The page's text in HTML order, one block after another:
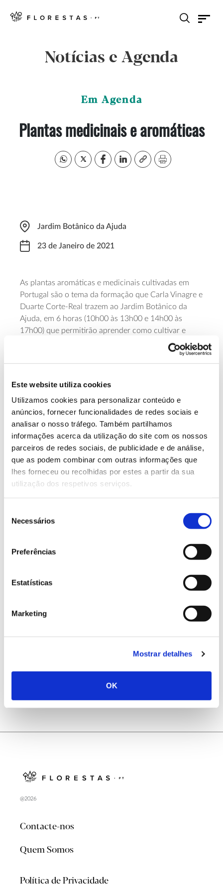
Este website utiliza cookies
Utilizamos cookies para personalizar conteúdo e
anúncios, fornecer funcionalidades de redes sociais e
analisar o nosso tráfego. Também partilhamos
informações acerca da utilização do site com os nossos
parceiros de redes sociais, de publicidade e de análise,
que as podem combinar com outras informações que
lhes forneceu ou recolhidas por estes a partir da sua
utilização dos respetivos serviços.
Necessários
Preferências
Estatísticas
Marketing
Mostrar detalhes
OK
Notícias e Agenda
Em Agenda
Plantas medicinais e aromáticas
Jardim Botânico da Ajuda
23 de Janeiro de 2021
As plantas aromáticas e medicinais cultivadas em
Portugal são o tema da formação que Carla Vinagre e
Duarte Corte-Real trazem ao Jardim Botânico da
Ajuda, em 6 horas (10h00 às 13h00 e 14h00 às
17h00) que permitirão aprender como cultivar e
manter estas plantas, quais as suas aplicações
culinárias e que benefícios trazem à saúde. O curso
tem componentes teórico-práticas, pelo que a
custo de 55 euros. É necessária
Saiba Mais sobre o curso online
13.07.2026
Genoma do priolo e de outras espécies em risco:
conhecer para conservar
Registar galhas de Trichi em acácia-das-espigas:
25.06.2026
Natureza e florestas procuram jovens voluntários
@2026
Contacte-nos
Quem Somos
Política de Privacidade